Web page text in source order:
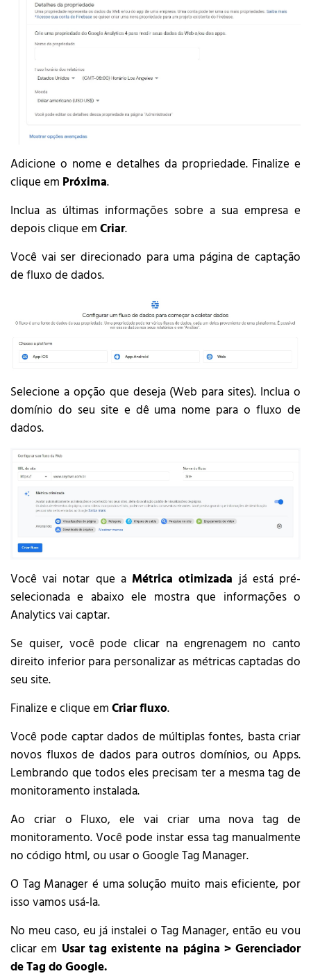
Adicione o nome e detalhes da propriedade. Finalize e
clique em Próxima.
Inclua as últimas informações sobre a sua empresa e
depois clique em Criar.
Você vai ser direcionado para uma página de captação
de fluxo de dados.
Selecione a opção que deseja (Web para sites). Inclua o
domínio do seu site e dê uma nome para o fluxo de
dados.
Você vai notar que aMétrica otimizada já está pré-
selecionada e abaixo ele mostra que informações o
Analytics vai captar.
Se quiser, você pode clicar na engrenagem no canto
direito inferior para personalizar as métricas captadas do
seu site.
Finalize e clique em Criar fluxo.
Você pode captar dados de múltiplas fontes, basta criar
novos fluxos de dados para outros domínios, ou Apps.
Lembrando que todos eles precisam ter a mesma tag de
monitoramento instalada.
Ao criar o Fluxo, ele vai criar uma nova tag de
monitoramento. Você pode instar essa tag manualmente
no código html, ou usar o Google Tag Manager.
O Tag Manager é uma solução muito mais eficiente, por
isso vamos usá-la.
No meu caso, eu já instalei o Tag Manager, então eu vou
clicar em Usar tag existente na página > Gerenciador
de Tag do Google.